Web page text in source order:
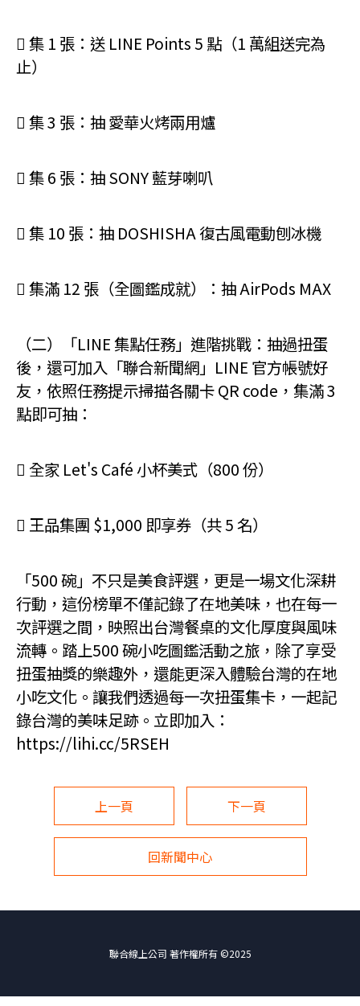
 集 1 張：送 LINE Points 5 點（1 萬組送完為
止）
 集 3 張：抽 愛華火烤兩用爐
 集 6 張：抽 SONY 藍芽喇叭
 集 10 張：抽 DOSHISHA 復古風電動刨冰機
 集滿 12 張（全圖鑑成就）：抽 AirPods MAX
（二）「LINE 集點任務」進階挑戰：抽過扭蛋
後，還可加入「聯合新聞網」LINE 官方帳號好
友，依照任務提示掃描各關卡 QR code，集滿 3
點即可抽：
 全家 Let's Café 小杯美式（800 份）
 王品集團 $1,000 即享券（共 5 名）
「500 碗」不只是美食評選，更是一場文化深耕
行動，這份榜單不僅記錄了在地美味，也在每一
次評選之間，映照出台灣餐桌的文化厚度與風味
流轉。踏上500 碗小吃圖鑑活動之旅，除了享受
扭蛋抽獎的樂趣外，還能更深入體驗台灣的在地
小吃文化。讓我們透過每一次扭蛋集卡，一起記
錄台灣的美味足跡。立即加入：
https://lihi.cc/5RSEH
上一頁 下一頁
回新聞中心
聯合線上公司 著作權所有 ©2025